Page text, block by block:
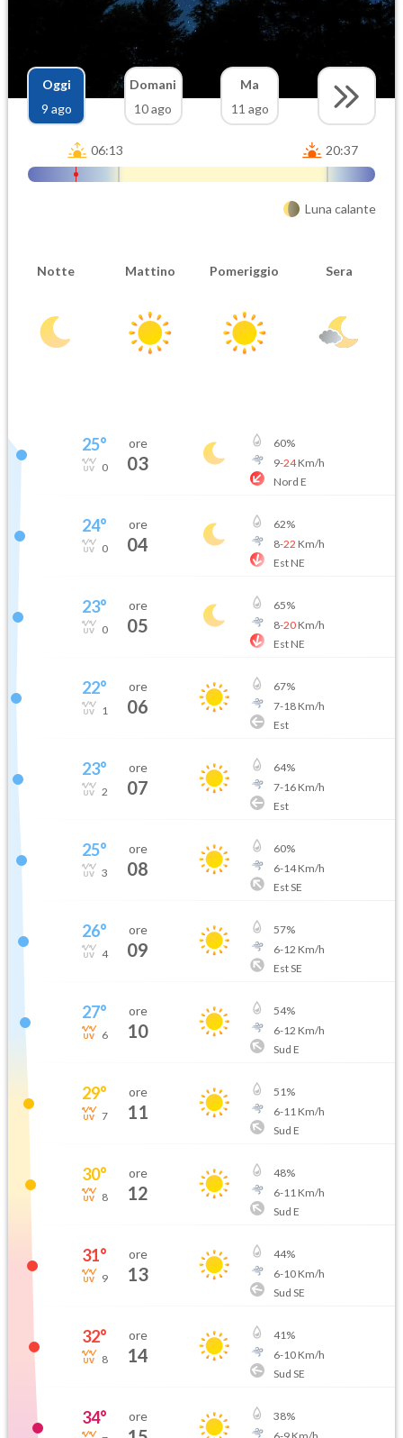
Oggi
9 ago
Domani
10 ago
Ma
11 ago
06:13 20:37
Luna calante
Notte Mattino Pomeriggio Sera
25°
0
ore
03
60%
9-24Km/h
Nord E
24°
0
ore
04
62%
8-22 Km/h
Est NE
23°
0
ore
05
65%
8-20Km/h
Est NE
22°
1
ore
06
67%
7-18Km/h
Est
23°
2
ore
07
64%
7-16Km/h
Est
25°
3
ore
08
60%
6-14Km/h
Est SE
26°
4
ore
09
57%
6-12 Km/h
Est SE
27°
6
ore
10
54%
6-12 Km/h
Sud E
29°
7
ore
11
51%
6-11 Km/h
Sud E
30°
8
ore
12
48%
6-11 Km/h
Sud E
31°
9
ore
13
44%
6-10Km/h
Sud SE
32°
8
ore
14
41%
6-10Km/h
Sud SE
34° ore 38%